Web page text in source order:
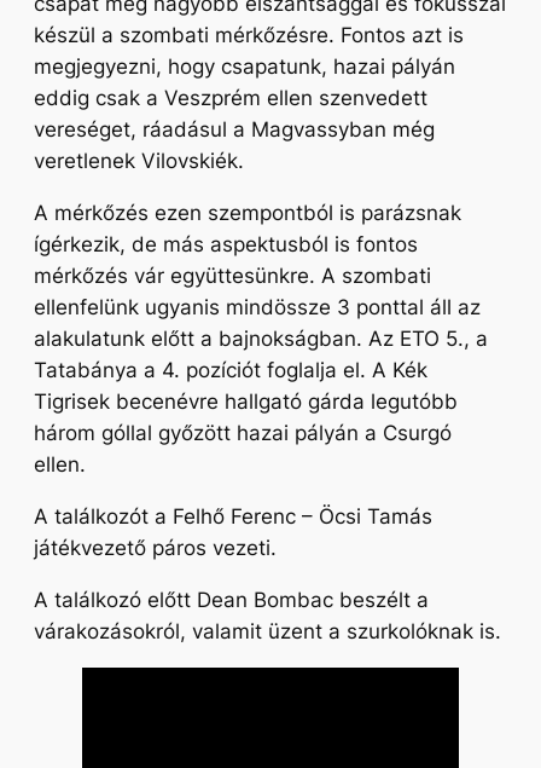
készül a szombati mérkőzésre. Fontos azt is
megjegyezni, hogy csapatunk, hazai pályán
eddig csak a Veszprém ellen szenvedett
vereséget, ráadásul a Magvassyban még
veretlenek Vilovskiék.
A mérkőzés ezen szempontból is parázsnak
ígérkezik, de más aspektusból is fontos
mérkőzés vár együttesünkre. A szombati
ellenfelünk ugyanis mindössze 3 ponttal áll az
alakulatunk előtt a bajnokságban. Az ETO 5., a
Tatabánya a 4. pozíciót foglalja el. A Kék
Tigrisek becenévre hallgató gárda legutóbb
három góllal győzött hazai pályán a Csurgó
ellen.
A találkozót a Felhő Ferenc – Öcsi Tamás
játékvezető páros vezeti.
A találkozó előtt Dean Bombac beszélt a
várakozásokról, valamit üzent a szurkolóknak is.